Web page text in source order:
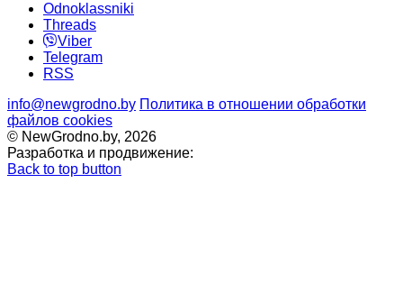
Odnoklassniki
Threads
Viber
Telegram
RSS
info@newgrodno.by Политика в отношении обработки
файлов cookies
© NewGrodno.by, 2026
Разработка и продвижение:
Back to top button